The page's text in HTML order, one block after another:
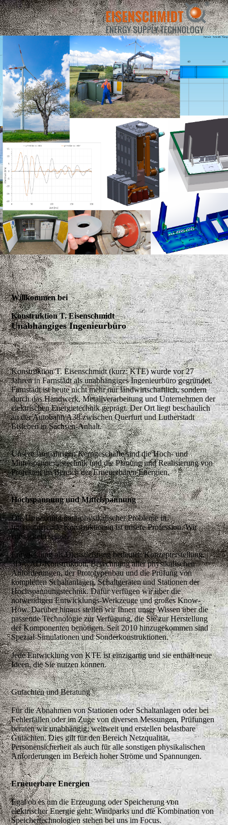
Willkommen bei
Konstruktion T. Eisenschmidt
Unabhängiges Ingenieurbüro
Konstruktion T. Eisenschmidt(kurz: KTE) wurde vor 27
Jahren in Farnstädt als unabhängiges Ingenieurbüro gegründet.
Farnstädt ist heute nicht mehr nur landwirtschaftlich, sondern
durch das Handwerk, Metallverarbeitung und Unternehmen der
elektrischen Energietechnik geprägt. Der Ort liegt beschaulich
an der Autobahn A38 zwischen Querfurt und Lutherstadt
Eisleben in Sachsen-Anhalt.
Unsere langjährigen Kerngeschäfte sind dieHoch- und
Mittelspannungstechnikund die Planung und Realisierung von
Projekten im Bereich derErneuerbaren Energien.
Hochspannung und Mittelspannung
Die Umsetzung multiphysikalischer Probleme in
funktionierende Konstruktionen ist unsere Profession. Wir
entwickeln selbst.
Entwicklung als Dienstleistung bedeutet: Konzepterstellung,
3D-CAD-Konstruktion, Berechnung aller physikalischen
Anforderungen, der Prototypenbau und die Prüfung von
kompletten Schaltanlagen, Schaltgeräten und Stationen der
Hochspannungstechnik. Dafür verfügen wir über die
notwendigen Entwicklungs-Werkzeuge und großes Know-
How. Darüber hinaus stellen wir Ihnen unser Wissen über die
passende Technologie zur Verfügung, die Sie zur Herstellung
der Komponenten benötigen. Seit 2010 hinzugekommen sind
Spezial-Simulationen und Sonderkonstruktionen.
Jede Entwicklung von KTE ist einzigartig und sie enthält neue
Ideen, die Sie nutzen können.
Gutachten und Beratung
Für die Abnahmen von Stationen oder Schaltanlagen oder bei
Fehlerfällen oder im Zuge von diversen Messungen, Prüfungen
beraten wir unabhängig, weltweit und erstellen belastbare
Gutachten. Dies gilt für den Bereich Netzqualität,
Personensicherheit als auch für alle sonstigen physikalischen
Anforderungen im Bereich hoher Ströme und Spannungen.
Erneuerbare Energien
Egal ob es umdie Erzeugung oder Speicherung von
elektrischer Energiegeht:Windparks und die Kombination von
Speichertechnologien stehen bei uns im Focus.